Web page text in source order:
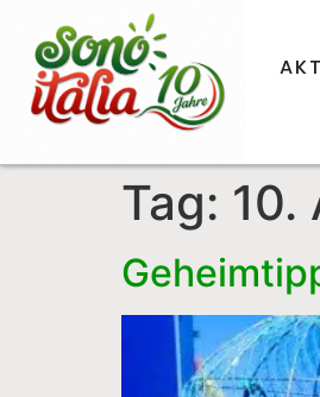
Tag: 10.